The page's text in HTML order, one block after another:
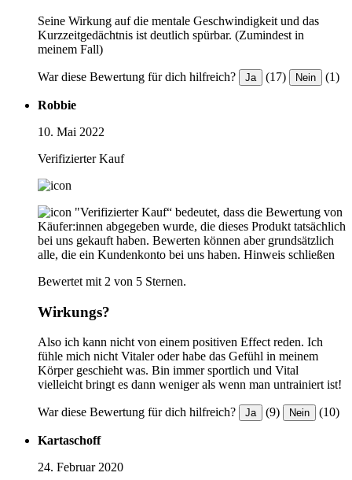
Seine Wirkung auf die mentale Geschwindigkeit und das
Kurzzeitgedächtnis ist deutlich spürbar. (Zumindest in
meinem Fall)
War diese Bewertung für dich hilfreich? Ja (17) Nein (1)
Robbie
10. Mai 2022
Verifizierter Kauf
"Verifizierter Kauf“ bedeutet, dass die Bewertung von
Käufer:innen abgegeben wurde, die dieses Produkt tatsächlich
bei uns gekauft haben. Bewerten können aber grundsätzlich
alle, die ein Kundenkonto bei uns haben. Hinweis schließen
Bewertet mit 2 von 5 Sternen.
Wirkungs?
Also ich kann nicht von einem positiven Effect reden. Ich
fühle mich nicht Vitaler oder habe das Gefühl in meinem
Körper geschieht was. Bin immer sportlich und Vital
vielleicht bringt es dann weniger als wenn man untrainiert ist!
War diese Bewertung für dich hilfreich? Ja (9) Nein (10)
Kartaschoff
24. Februar 2020